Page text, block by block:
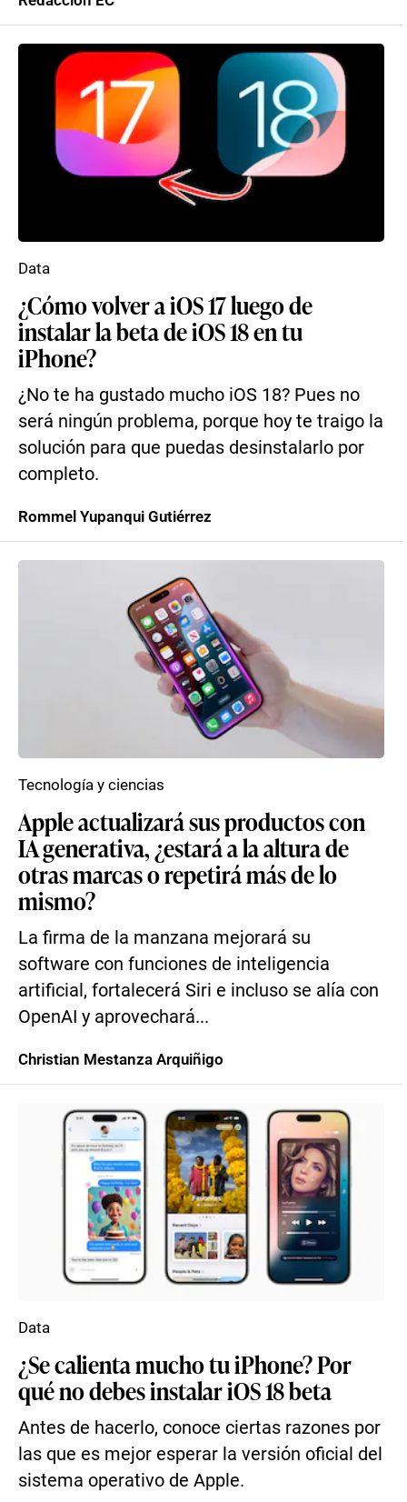
¿Cómo volver a iOS 17 luego de
instalar la beta de iOS 18 en tu
iPhone?
¿No te ha gustado mucho iOS 18? Pues no
será ningún problema, porque hoy te traigo la
solución para que puedas desinstalarlo por
completo.
Data
Rommel Yupanqui Gutiérrez
Apple actualizará sus productos con
IA generativa, ¿estará a la altura de
otras marcas o repetirá más de lo
mismo?
La firma de la manzana mejorará su
software con funciones de inteligencia
artificial, fortalecerá Siri e incluso se alía con
OpenAI y aprovechará...
Tecnología y ciencias
Christian Mestanza Arquiñigo
¿Se calienta mucho tu iPhone? Por
qué no debes instalar iOS 18 beta
Antes de hacerlo, conoce ciertas razones por
las que es mejor esperar la versión oficial del
sistema operativo de Apple.
Data